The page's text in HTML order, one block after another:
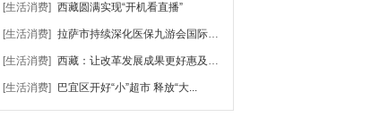
[生活消费] 西藏圆满实现“开机看直播”
[生活消费] 拉萨市持续深化医保九游会国际的支付方式改革...
[生活消费] 西藏：让改革发展成果更好惠及各...
[生活消费] 巴宜区开好“小”超市 释放“大...